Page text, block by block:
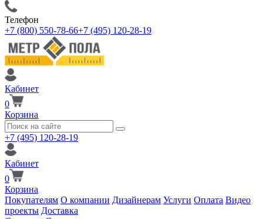
Телефон
+7 (800) 550-78-66+7 (495) 120-28-19
Кабинет
0
Корзина
+7 (495) 120-28-19
Кабинет
0
Корзина
Покупателям О компании Дизайнерам Услуги Оплата Видео
проекты Доставка